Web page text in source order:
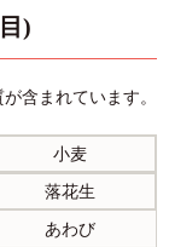
)
含まれています。
小麦
落花生
あわび